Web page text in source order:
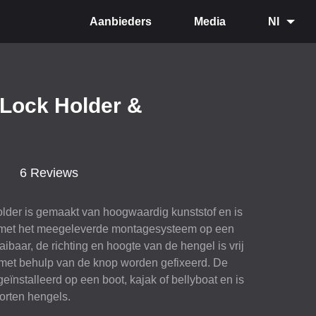
Aanbieders Media Nl
Holder &
6 Reviews
is gemaakt van hoogwaardig kunststof en is
het meegeleverde montagesysteem op een
de richting en hoogte van de hengel is vrij
behulp van de knop worden gefixeerd. De
op een boot, kajak of bellyboat en is
hengels.